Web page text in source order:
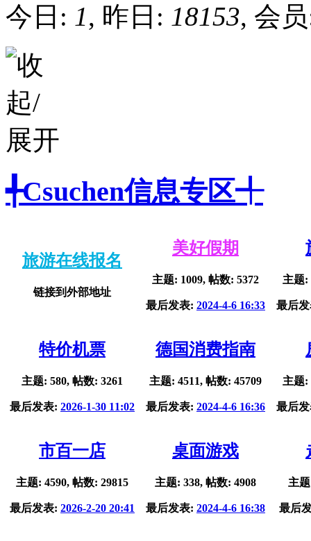
今日: 1, 昨日: 18153, 会
╃Csuchen信息专区╃
旅游在线报名
链接到外部地址
美好假期
主题: 1009, 帖数: 5372
最后发表: 2024-4-6 16:33
主题:
最后
特价机票
主题: 580, 帖数: 3261
最后发表: 2026-1-30 11:02
德国消费指南
主题: 4511, 帖数: 45709
最后发表: 2024-4-6 16:36
主题:
最后
市百一店
主题: 4590, 帖数: 29815
最后发表: 2026-2-20 20:41
桌面游戏
主题: 338, 帖数: 4908
最后发表: 2024-4-6 16:38
主
最后